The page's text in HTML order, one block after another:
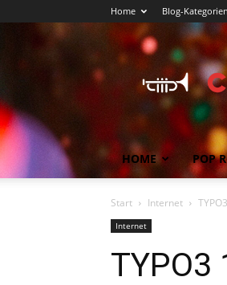
Home Blog-Kategorien
HOME POP
Start Internet
Internet
TYPO3